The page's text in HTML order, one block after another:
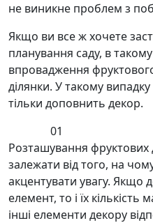
не виникне проблем з
Якщо ви все ж хочете
планування саду, в
впровадження
ділянки. У такому
тільки доповнить декор.
01
Розташування фруктових
залежати від того, на
акцентувати увагу. Якщо
елемент, то і їх кількість
інші елементи декору